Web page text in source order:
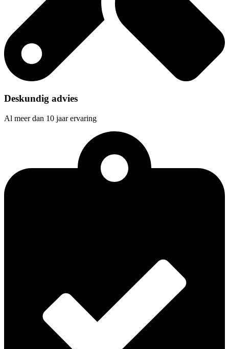
Deskundig advies
Al meer dan 10 jaar ervaring